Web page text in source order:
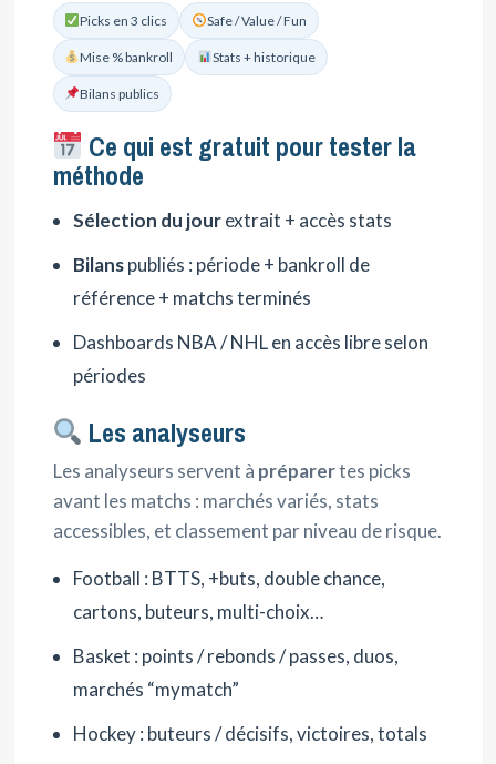
Picks en 3 clics Safe / Value / Fun
Mise % bankroll Stats + historique
Bilans publics
Ce qui est gratuit pour tester la
méthode
Sélection du jourextrait + accès stats
Bilanspubliés : période + bankroll de
référence + matchs terminés
Dashboards NBA / NHL en accès libre selon
périodes
Les analyseurs
Les analyseurs servent à préparertes picks
avant les matchs : marchés variés, stats
accessibles, et classement par niveau de risque.
Football : BTTS, +buts, double chance,
cartons, buteurs, multi-choix…
Basket : points / rebonds / passes, duos,
marchés “mymatch”
Hockey : buteurs / décisifs, victoires, totals